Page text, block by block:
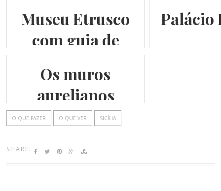
Museu Etrusco
com guia de
português
Palácio
Os muros
aurelianos
O QUE FAZER O QUE VER SICÍLIA
SHARE: